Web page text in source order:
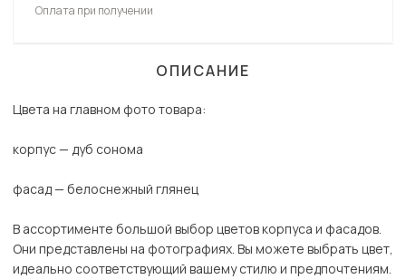
Оплата при получении
ОПИСАНИЕ
Цвета на главном фото товара:
корпус — дуб сонома
фасад — белоснежный глянец
В ассортименте большой выбор цветов корпуса и фасадов.
Они представлены на фотографиях. Вы можете выбрать цвет,
идеально соответствующий вашему стилю и предпочтениям.